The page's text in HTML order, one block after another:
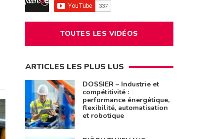
TOUTES LES VIDÉOS
ARTICLES LES PLUS LUS
DOSSIER – Industrie et
compétitivité :
performance énergétique,
flexibilité, automatisation
et robotique